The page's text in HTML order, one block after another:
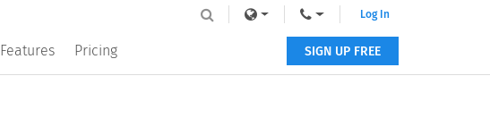
Features Pricing
Log In
SIGN UP FREE